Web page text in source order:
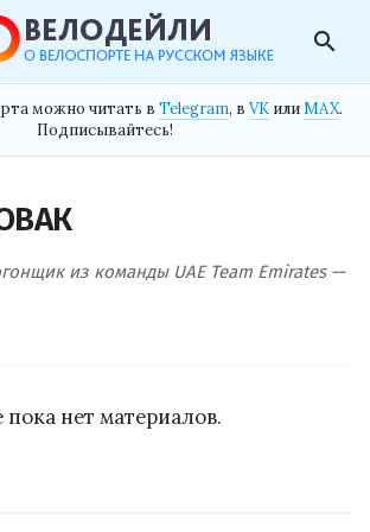
search
можно читать в Telegram, в VK илиMAX.
Подписывайтесь!
из команды UAE Team Emirates —
пока нет материалов.